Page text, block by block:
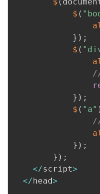
$ (
} ) ;
$ (
//
} ) ;
$ ( "a"
//
} ) ;
} ) ;
</script>
</head>